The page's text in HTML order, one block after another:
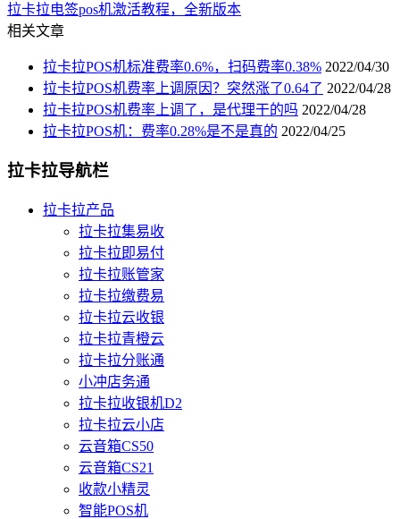
拉卡拉电签pos机激活教程，全新版本
相关文章
拉卡拉POS机标准费率0.6%，扫码费率0.38% 2022/04/30
拉卡拉POS机费率上调原因？突然涨了0.64了 2022/04/28
拉卡拉POS机费率上调了，是代理干的吗 2022/04/28
拉卡拉POS机：费率0.28%是不是真的 2022/04/25
拉卡拉导航栏
拉卡拉产品
拉卡拉集易收
拉卡拉即易付
拉卡拉账管家
拉卡拉缴费易
拉卡拉云收银
拉卡拉青橙云
拉卡拉分账通
小冲店务通
拉卡拉收银机D2
拉卡拉云小店
云音箱CS50
云音箱CS21
收款小精灵
智能POS机